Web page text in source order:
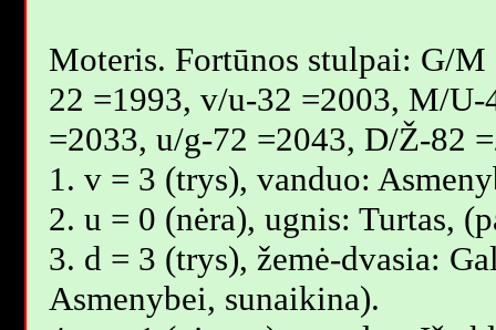
Moteris. Fortūnos stulpai: G/
22 =1993, v/u-32 =2003, M/
=2033, u/g-72 =2043, D/Ž-82
1. v = 3 (trys), vanduo:
2. u = 0 (nėra), ugnis: Turtas,
3. d = 3 (trys), žemė-dvasia:
Asmenybei, sunaikina).